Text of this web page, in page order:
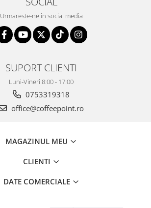
Urmareste-ne in social media
SUPORT CLIENTI
Luni-Vineri 8:00 - 17:00
0753319318
office@coffeepoint.ro
MAGAZINUL MEU
CLIENTI
DATE COMERCIALE